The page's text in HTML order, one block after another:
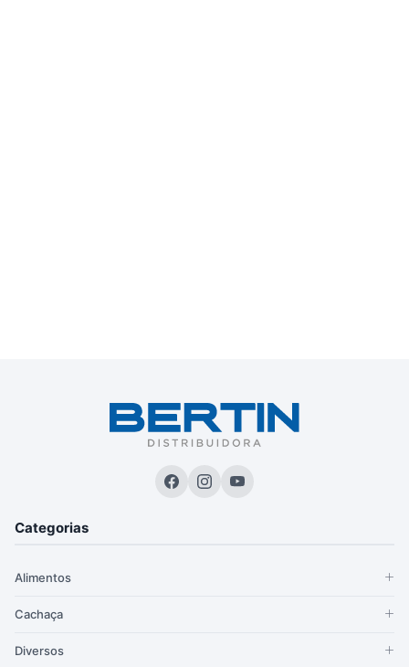
Categorias
Alimentos
Cachaça
Diversos